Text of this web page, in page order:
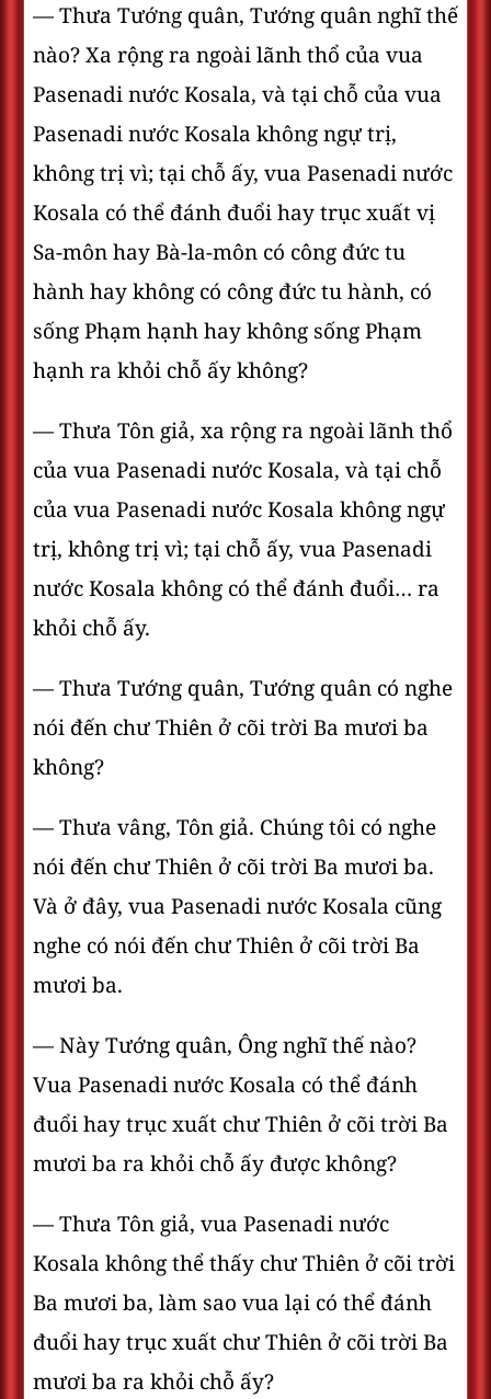
— Thưa Tướng quân, Tướng quân nghĩ thế
nào? Xa rộng ra ngoài lãnh thổ của vua
Pasenadi nước Kosala, và tại chỗ của vua
Pasenadi nước Kosala không ngự trị,
không trị vì; tại chỗ ấy, vua Pasenadi nước
Kosala có thể đánh đuổi hay trục xuất vị
Sa-môn hay Bà-la-môn có công đức tu
hành hay không có công đức tu hành, có
sống Phạm hạnh hay không sống Phạm
hạnh ra khỏi chỗ ấy không?
— Thưa Tôn giả, xa rộng ra ngoài lãnh thổ
của vua Pasenadi nước Kosala, và tại chỗ
của vua Pasenadi nước Kosala không ngự
trị, không trị vì; tại chỗ ấy, vua Pasenadi
nước Kosala không có thể đánh đuổi… ra
khỏi chỗ ấy.
— Thưa Tướng quân, Tướng quân có nghe
nói đến chư Thiên ở cõi trời Ba mươi ba
không?
— Thưa vâng, Tôn giả. Chúng tôi có nghe
nói đến chư Thiên ở cõi trời Ba mươi ba.
Và ở đây, vua Pasenadi nước Kosala cũng
nghe có nói đến chư Thiên ở cõi trời Ba
mươi ba.
— Này Tướng quân, Ông nghĩ thế nào?
Vua Pasenadi nước Kosala có thể đánh
đuổi hay trục xuất chư Thiên ở cõi trời Ba
mươi ba ra khỏi chỗ ấy được không?
— Thưa Tôn giả, vua Pasenadi nước
Kosala không thể thấy chư Thiên ở cõi trời
Ba mươi ba, làm sao vua lại có thể đánh
đuổi hay trục xuất chư Thiên ở cõi trời Ba
mươi ba ra khỏi chỗ ấy?